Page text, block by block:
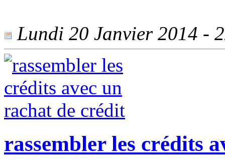
Lundi 20 Janvier 2014 -
rassembler les crédits